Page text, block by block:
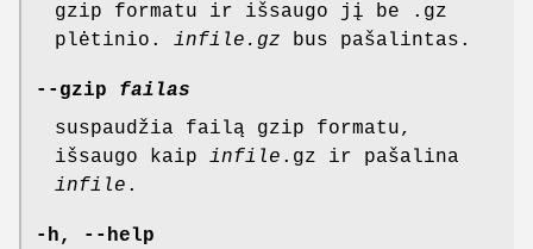
gzip formatu ir išsaugo jį be .gz
plėtinio. infile.gz bus pašalintas.
--gzip failas
suspaudžia failą gzip formatu,
išsaugo kaip infile .gz ir pašalina
infile .
-h, --help